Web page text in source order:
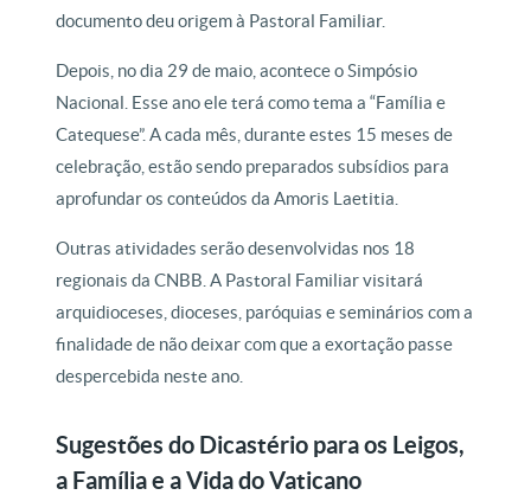
documento deu origem à Pastoral Familiar.
Depois, no dia 29 de maio, acontece o Simpósio
Nacional. Esse ano ele terá como tema a “Família e
Catequese”. A cada mês, durante estes 15 meses de
celebração, estão sendo preparados subsídios para
aprofundar os conteúdos da Amoris Laetitia.
Outras atividades serão desenvolvidas nos 18
regionais da CNBB. A Pastoral Familiar visitará
arquidioceses, dioceses, paróquias e seminários com a
finalidade de não deixar com que a exortação passe
despercebida neste ano.
Sugestões do Dicastério para os Leigos,
a Família e a Vida do Vaticano